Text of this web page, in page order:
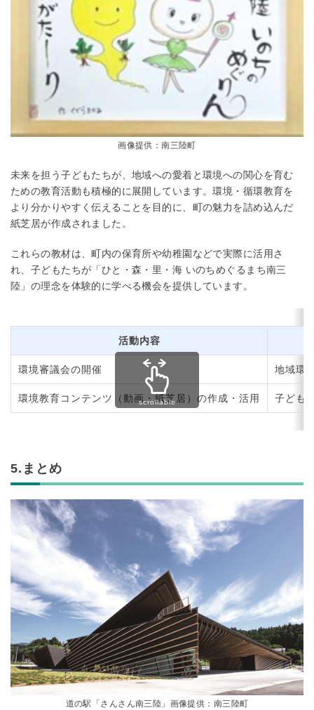
画像提供：南三陸町
未来を担う子どもたちが、地域への愛着と環境への関心を育む
ための教育活動も積極的に展開しています。環境・循環教育を
より分かりやすく伝えることを目的に、町の魅力を詰め込んだ
紙芝居が作成されました。
これらの教材は、町内の保育所や幼稚園などで実際に活用さ
れ、子どもたちが「ひと・森・里・海 いのちめぐるまち南三
陸」の理念を体験的に学べる機会を提供しています。
活動内容
環境審議会の開催 地域環
環境教育コンテンツ（動画・紙芝居）の作成・活用 子ども
scrollable
5.まとめ
道の駅「さんさん南三陸」画像提供：南三陸町